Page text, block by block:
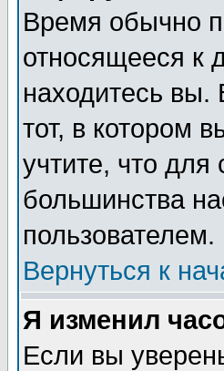
Время обычно
относящееся к
находитесь вы.
тот, в котором
учтите, что
большинства
пользователем.
Вернуться к
Я изменил
Если вы